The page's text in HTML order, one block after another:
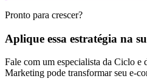
Pronto para crescer?
Aplique essa estratégia na
Fale com um especialista da Ciclo e
Marketing pode transformar seu e-